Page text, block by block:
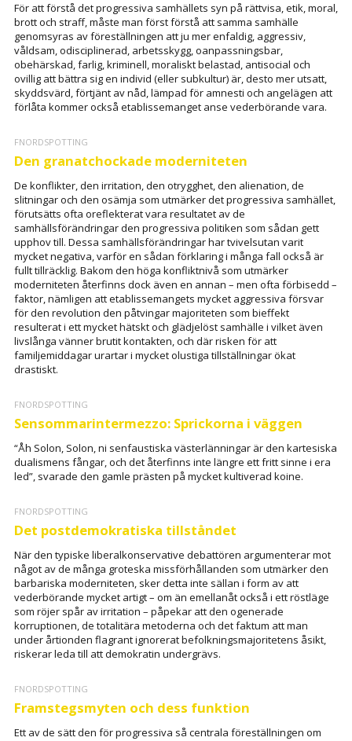
För att förstå det progressiva samhällets syn på rättvisa, etik, moral,
brott och straff, måste man först förstå att samma samhälle
genomsyras av föreställningen att ju mer enfaldig, aggressiv,
våldsam, odisciplinerad, arbetsskygg, oanpassningsbar,
obehärskad, farlig, kriminell, moraliskt belastad, antisocial och
ovillig att bättra sig en individ (eller subkultur) är, desto mer utsatt,
skyddsvärd, förtjänt av nåd, lämpad för amnesti och angelägen att
förlåta kommer också etablissemanget anse vederbörande vara.
FNORDSPOTTING
Den granatchockade moderniteten
De konflikter, den irritation, den otrygghet, den alienation, de
slitningar och den osämja som utmärker det progressiva samhället,
förutsätts ofta oreflekterat vara resultatet av de
samhällsförändringar den progressiva politiken som sådan gett
upphov till. Dessa samhällsförändringar har tvivelsutan varit
mycket negativa, varför en sådan förklaring i många fall också är
fullt tillräcklig. Bakom den höga konfliktnivå som utmärker
moderniteten återfinns dock även en annan – men ofta förbisedd –
faktor, nämligen att etablissemangets mycket aggressiva försvar
för den revolution den påtvingar majoriteten som bieffekt
resulterat i ett mycket hätskt och glädjelöst samhälle i vilket även
livslånga vänner brutit kontakten, och där risken för att
familjemiddagar urartar i mycket olustiga tillställningar ökat
drastiskt.
FNORDSPOTTING
Sensommarintermezzo: Sprickorna i väggen
“Åh Solon, Solon, ni senfaustiska västerlänningar är den kartesiska
dualismens fångar, och det återfinns inte längre ett fritt sinne i era
led”, svarade den gamle prästen på mycket kultiverad koine.
FNORDSPOTTING
Det postdemokratiska tillståndet
När den typiske liberalkonservative debattören argumenterar mot
något av de många groteska missförhållanden som utmärker den
barbariska moderniteten, sker detta inte sällan i form av att
vederbörande mycket artigt – om än emellanåt också i ett röstläge
som röjer spår av irritation – påpekar att den ogenerade
korruptionen, de totalitära metoderna och det faktum att man
under årtionden flagrant ignorerat befolkningsmajoritetens åsikt,
riskerar leda till att demokratin undergrävs.
FNORDSPOTTING
Framstegsmyten och dess funktion
Ett av de sätt den för progressiva så centrala föreställningen om